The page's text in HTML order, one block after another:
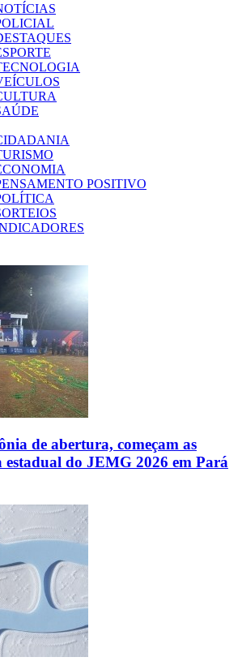
POSITIVO
de abertura, começam as
estadual do JEMG 2026 em Pará